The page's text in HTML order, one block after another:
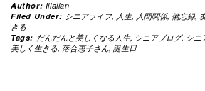
Author: Illallan
Filed Under: シニアライフ, 人生, 人間関係, 備忘録,
きる
Tags: だんだんと美しくなる人生, シニアブログ, シニ
美しく生きる, 落合恵子さん, 誕生日